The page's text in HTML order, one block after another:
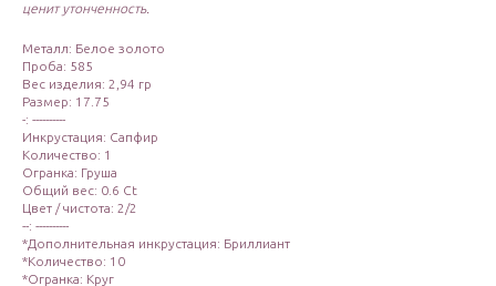
ценит утонченность.
Металл: Белое золото
Проба: 585
Вес изделия: 2,94 гр
Размер: 17.75
-: ----------
Инкрустация: Сапфир
Количество: 1
Огранка: Груша
Общий вес: 0.6 Ct
Цвет / чистота: 2/2
--: ----------
*Дополнительная инкрустация: Бриллиант
*Количество: 10
*Огранка: Круг